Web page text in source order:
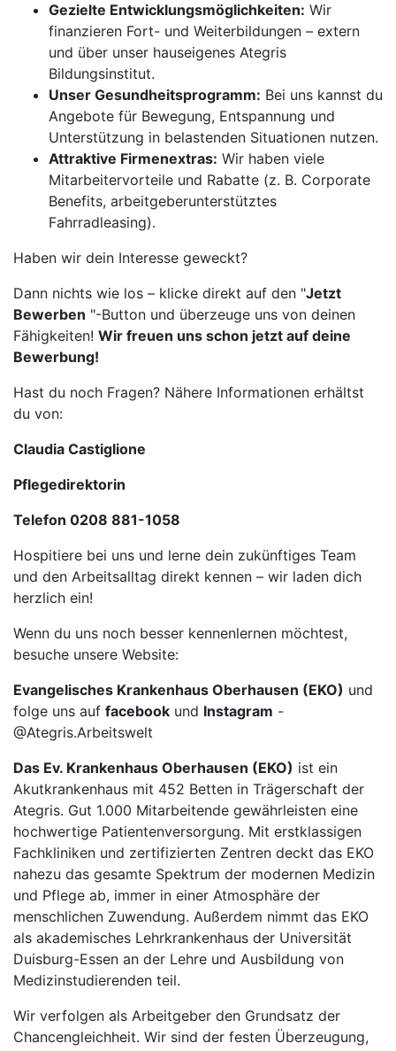
Gezielte Entwicklungsmöglichkeiten: Wir
finanzieren Fort- und Weiterbildungen – extern
und über unser hauseigenes Ategris
Bildungsinstitut.
Unser Gesundheitsprogramm: Bei uns kannst du
Angebote für Bewegung, Entspannung und
Unterstützung in belastenden Situationen nutzen.
Attraktive Firmenextras: Wir haben viele
Mitarbeitervorteile und Rabatte (z. B. Corporate
Benefits, arbeitgeberunterstütztes
Fahrradleasing).
Haben wir dein Interesse geweckt?
Dann nichts wie los – klicke direkt auf den "Jetzt
Bewerben "-Button und überzeuge uns von deinen
Fähigkeiten! Wir freuen uns schon jetzt auf deine
Bewerbung!
Hast du noch Fragen? Nähere Informationen erhältst
du von:
Claudia Castiglione
Pflegedirektorin
Telefon 0208 881-1058
Hospitiere bei uns und lerne dein zukünftiges Team
und den Arbeitsalltag direkt kennen – wir laden dich
herzlich ein!
Wenn du uns noch besser kennenlernen möchtest,
besuche unsere Website:
Evangelisches Krankenhaus Oberhausen (EKO) und
folge uns auf facebook und Instagram -
@Ategris.Arbeitswelt
Das Ev. Krankenhaus Oberhausen (EKO) ist ein
Akutkrankenhaus mit 452 Betten in Trägerschaft der
Ategris. Gut 1.000 Mitarbeitende gewährleisten eine
hochwertige Patientenversorgung. Mit erstklassigen
Fachkliniken und zertifizierten Zentren deckt das EKO
nahezu das gesamte Spektrum der modernen Medizin
und Pflege ab, immer in einer Atmosphäre der
menschlichen Zuwendung. Außerdem nimmt das EKO
als akademisches Lehrkrankenhaus der Universität
Duisburg-Essen an der Lehre und Ausbildung von
Medizinstudierenden teil.
Wir verfolgen als Arbeitgeber den Grundsatz der
Chancengleichheit. Wir sind der festen Überzeugung,